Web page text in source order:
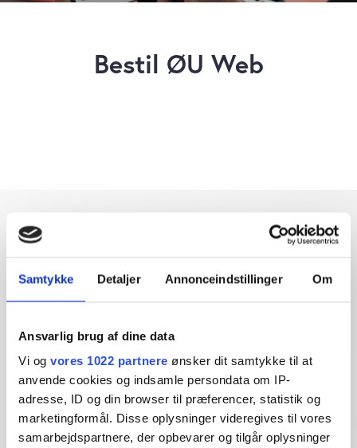
Samtykke Detaljer Annonceindstillinger Om
Ansvarlig brug af dine data
Vi og vores 1022 partnere ønsker dit samtykke til at
anvende cookies og indsamle persondata om IP-
adresse, ID og din browser til præferencer, statistik og
marketingformål. Disse oplysninger videregives til vores
samarbejdspartnere, der opbevarer og tilgår oplysninger
Bestil ØU Web
Dybdegående og original
og dagsordensættende journalistik og analyser til læserne og
den brede offentlighed.
Vi tager ansvar for vores indhold og er tilmeldt: